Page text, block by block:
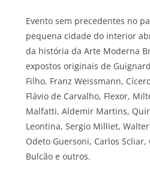
Evento sem precedentes no
pequena cidade do interior
da história da Arte Moderna
expostos originais de
Filho, Franz Weissmann,
Flávio de Carvalho, Flexor,
Malfatti, Aldemir Martins,
Leontina, Sergio Milliet,
Odeto Guersoni, Carlos
Bulcão e outros.